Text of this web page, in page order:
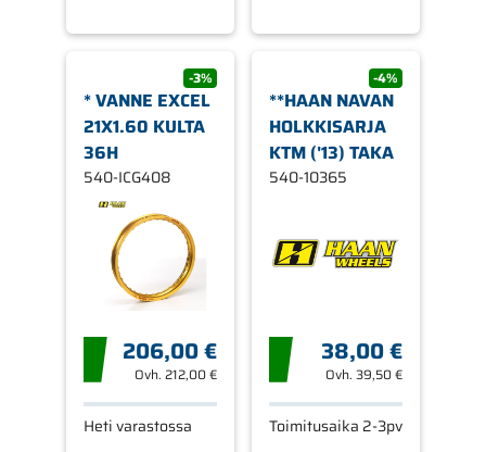
-3%
* VANNE EXCEL
21X1.60 KULTA
36H
540-ICG408
206,00 €
Ovh. 212,00 €
Heti varastossa
-4%
**HAAN NAVAN
HOLKKISARJA
KTM ('13) TAKA
540-10365
38,00 €
Ovh.39,50 €
Toimitusaika 2-3pv